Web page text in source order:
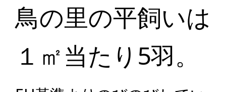
鳥の里の平飼いは
１㎡当たり5羽。